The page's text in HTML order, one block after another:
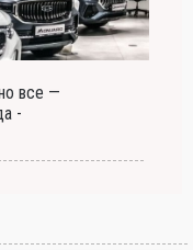
все —
-